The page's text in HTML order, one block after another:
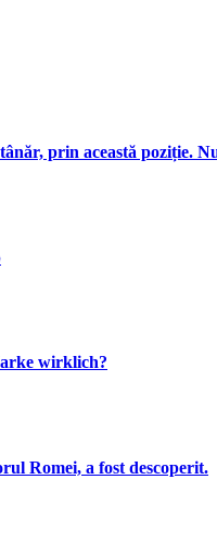
prin această poziție.
wirklich?
Romei, a fost descoperit.